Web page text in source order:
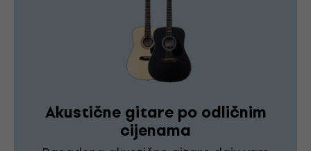
Akustične gitare po odličnim
cijenama